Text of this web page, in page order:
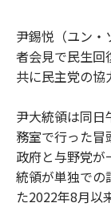
尹錫悦（ユン
者会見で民生回
共に民主党の協
尹大統領は同
務室で行った冒
政府と与野党
統領が単独での
た2022年8月以